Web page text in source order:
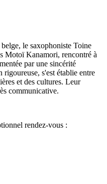
le saxophoniste Toine
Motoï Kanamori, rencontré à
par une sincérité
rigoureuse, s'est établie entre
et des cultures. Leur
communicative.
rendez-vous :